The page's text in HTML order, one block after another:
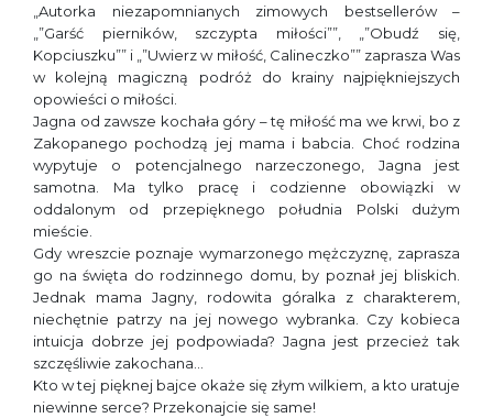
„Autorka niezapomnianych zimowych bestsellerów –
„”Garść pierników, szczypta miłości””, „”Obudź się,
Kopciuszku”” i „”Uwierz w miłość, Calineczko”” zaprasza Was
w kolejną magiczną podróż do krainy najpiękniejszych
opowieści o miłości.
Jagna od zawsze kochała góry – tę miłość ma we krwi, bo z
Zakopanego pochodzą jej mama i babcia. Choć rodzina
wypytuje o potencjalnego narzeczonego, Jagna jest
samotna. Ma tylko pracę i codzienne obowiązki w
oddalonym od przepięknego południa Polski dużym
mieście.
Gdy wreszcie poznaje wymarzonego mężczyznę, zaprasza
go na święta do rodzinnego domu, by poznał jej bliskich.
Jednak mama Jagny, rodowita góralka z charakterem,
niechętnie patrzy na jej nowego wybranka. Czy kobieca
intuicja dobrze jej podpowiada? Jagna jest przecież tak
szczęśliwie zakochana…
Kto w tej pięknej bajce okaże się złym wilkiem, a kto uratuje
niewinne serce? Przekonajcie się same!